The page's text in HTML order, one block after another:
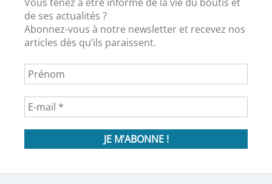
Vous tenez à être informé de la vie du boutis et
de ses actualités ?
Abonnez-vous à notre newsletter et recevez nos
articles dès qu’ils paraissent.